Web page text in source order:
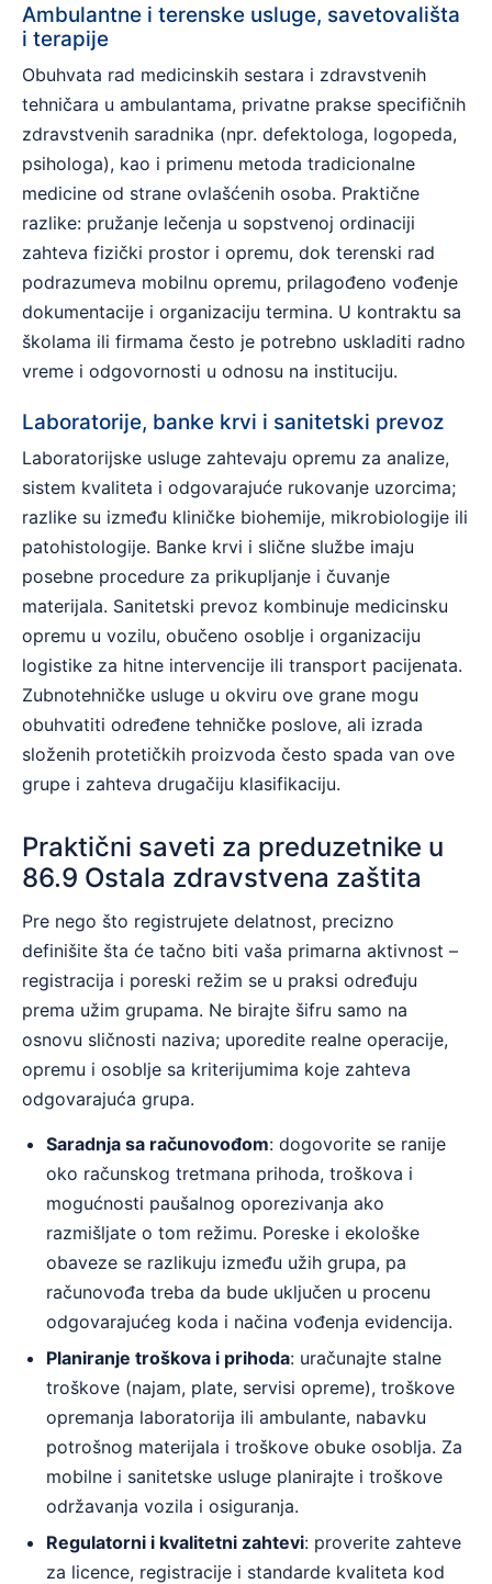
Ambulantne i terenske usluge, savetovališta
i terapije
Obuhvata rad medicinskih sestara i zdravstvenih
tehničara u ambulantama, privatne prakse specifičnih
zdravstvenih saradnika (npr. defektologa, logopeda,
psihologa), kao i primenu metoda tradicionalne
medicine od strane ovlašćenih osoba. Praktične
razlike: pružanje lečenja u sopstvenoj ordinaciji
zahteva fizički prostor i opremu, dok terenski rad
podrazumeva mobilnu opremu, prilagođeno vođenje
dokumentacije i organizaciju termina. U kontraktu sa
školama ili firmama često je potrebno uskladiti radno
vreme i odgovornosti u odnosu na instituciju.
Laboratorije, banke krvi i sanitetski prevoz
Laboratorijske usluge zahtevaju opremu za analize,
sistem kvaliteta i odgovarajuće rukovanje uzorcima;
razlike su između kliničke biohemije, mikrobiologije ili
patohistologije. Banke krvi i slične službe imaju
posebne procedure za prikupljanje i čuvanje
materijala. Sanitetski prevoz kombinuje medicinsku
opremu u vozilu, obučeno osoblje i organizaciju
logistike za hitne intervencije ili transport pacijenata.
Zubnotehničke usluge u okviru ove grane mogu
obuhvatiti određene tehničke poslove, ali izrada
složenih protetičkih proizvoda često spada van ove
grupe i zahteva drugačiju klasifikaciju.
Praktični saveti za preduzetnike u
86.9 Ostala zdravstvena zaštita
Pre nego što registrujete delatnost, precizno
definišite šta će tačno biti vaša primarna aktivnost –
registracija i poreski režim se u praksi određuju
prema užim grupama. Ne birajte šifru samo na
osnovu sličnosti naziva; uporedite realne operacije,
opremu i osoblje sa kriterijumima koje zahteva
odgovarajuća grupa.
Saradnja sa računovođom: dogovorite se ranije
oko računskog tretmana prihoda, troškova i
mogućnosti paušalnog oporezivanja ako
razmišljate o tom režimu. Poreske i ekološke
obaveze se razlikuju između užih grupa, pa
računovođa treba da bude uključen u procenu
odgovarajućeg koda i načina vođenja evidencija.
Planiranje troškova i prihoda: uračunajte stalne
troškove (najam, plate, servisi opreme), troškove
opremanja laboratorija ili ambulante, nabavku
potrošnog materijala i troškove obuke osoblja. Za
mobilne i sanitetske usluge planirajte i troškove
održavanja vozila i osiguranja.
Regulatorni i kvalitetni zahtevi: proverite zahteve
za licence, registracije i standarde kvaliteta kod